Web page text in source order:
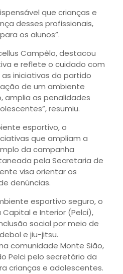
que crianças e
desses profissionais,
os alunos”.
Campêlo, destacou
e reflete o cuidado com
as iniciativas do partido
de um ambiente
amplia as penalidades
resumiu.
esportivo, o
que ampliam a
da campanha
pela Secretaria de
visa orientar os
denúncias.
esportivo seguro, o
e Interior (Pelci),
social por meio de
e jiu-jitsu.
comunidade Monte Sião,
Pelci pelo secretário da
crianças e adolescentes.